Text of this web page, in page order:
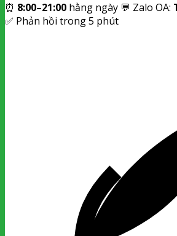
⏰ 8:00–21:00 hằng ngày 💬 Zalo OA:
✅ Phản hồi trong 5 phút